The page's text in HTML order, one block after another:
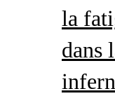
la
dans